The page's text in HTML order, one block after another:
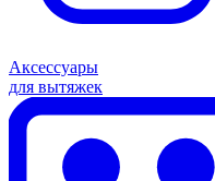
Аксессуары
для вытяжек